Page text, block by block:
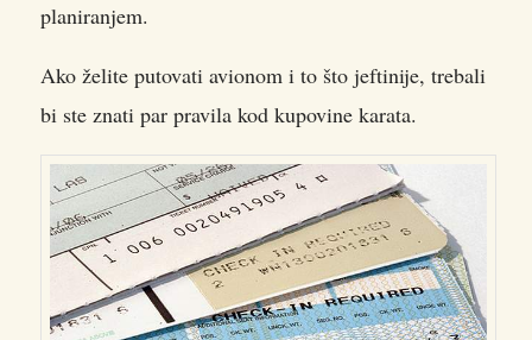
planiranjem.
Ako želite putovati avionom i to što jeftinije, trebali
bi ste znati par pravila kod kupovine karata.